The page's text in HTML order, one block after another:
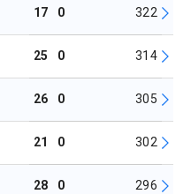
17 0 322
25 0 314
26 0 305
21 0 302
28 0 296